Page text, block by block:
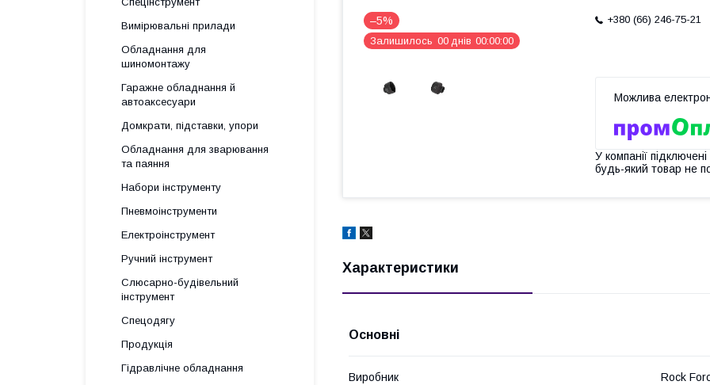
–5%
Залишилось 00 днів 00 00 00
+380 (66) 246-75-21
У компанії
будь-який товар не
Характеристики
Основні
Виробник Rock
Вимірювальні прилади
Обладнання для
шиномонтажу
Гаражне обладнання й
автоаксесуари
Домкрати, підставки, упори
Обладнання для зварювання
та паяння
Набори інструменту
Пневмоінструменти
Електроінструмент
Ручний інструмент
Слюсарно-будівельний
інструмент
Спецодягу
Продукція
Гідравлічне обладнання